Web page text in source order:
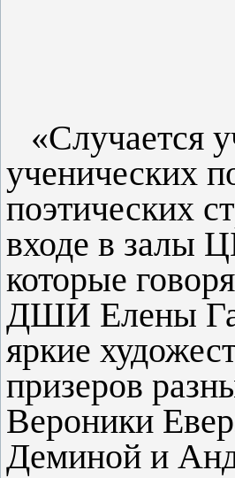
«Случается
ученических
поэтических
входе в залы
которые
ДШИ Елены
яркие
призеров
Вероники
Деминой и